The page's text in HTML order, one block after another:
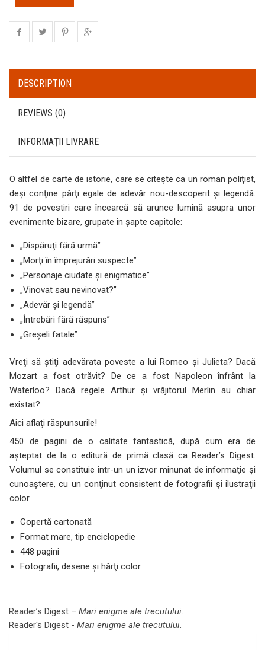
DESCRIPTION
REVIEWS (0)
INFORMAȚII LIVRARE
O altfel de carte de istorie, care se citeşte ca un roman poliţist,
deşi conţine părţi egale de adevăr nou-descoperit şi legendă.
91 de povestiri care încearcă să arunce lumină asupra unor
evenimente bizare, grupate în şapte capitole:
„Dispăruţi fără urmă”
„Morţi în împrejurări suspecte”
„Personaje ciudate şi enigmatice”
„Vinovat sau nevinovat?”
„Adevăr şi legendă”
„Întrebări fără răspuns”
„Greşeli fatale”
Vreţi să ştiţi adevărata poveste a lui Romeo şi Julieta? Dacă
Mozart a fost otrăvit? De ce a fost Napoleon înfrânt la
Waterloo? Dacă regele Arthur şi vrăjitorul Merlin au chiar
existat?
Aici aflaţi răspunsurile!
450 de pagini de o calitate fantastică, după cum era de
aşteptat de la o editură de primă clasă ca Reader’s Digest.
Volumul se constituie într-un un izvor minunat de informaţie şi
cunoaştere, cu un conţinut consistent de fotografii şi ilustraţii
color.
Copertă cartonată
Format mare, tip enciclopedie
448 pagini
Fotografii, desene şi hărţi color
Reader’s Digest – Mari enigme ale trecutului.
Reader's Digest - Mari enigme ale trecutului.